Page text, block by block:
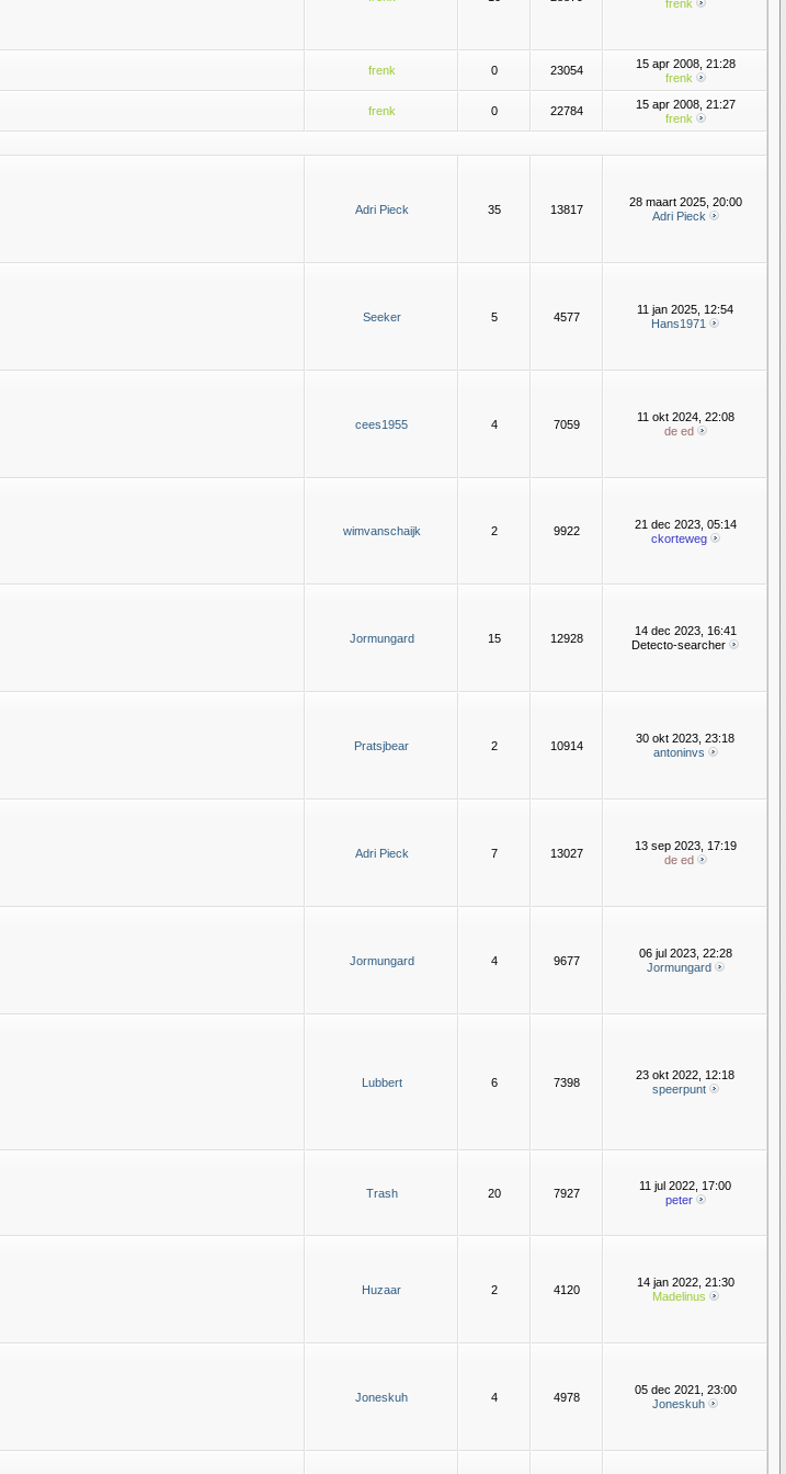
frenk
frenk 0 23054
15 apr 2008, 21:28
frenk
frenk 0 22784
15 apr 2008, 21:27
frenk
Adri Pieck 35 13817
28 maart 2025, 20:00
Adri Pieck
Seeker 5 4577
11 jan 2025, 12:54
Hans1971
cees1955 4 7059
11 okt 2024, 22:08
de ed
wimvanschaijk 2 9922
21 dec 2023, 05:14
ckorteweg
Jormungard 15 12928
14 dec 2023, 16:41
Detecto-searcher
Pratsjbear 2 10914
30 okt 2023, 23:18
antoninvs
Adri Pieck 7 13027
13 sep 2023, 17:19
de ed
Jormungard 4 9677
06 jul 2023, 22:28
Jormungard
Lubbert 6 7398
23 okt 2022, 12:18
speerpunt
Trash 20 7927
11 jul 2022, 17:00
peter
Huzaar 2 4120
14 jan 2022, 21:30
Madelinus
Joneskuh 4 4978
05 dec 2021, 23:00
Joneskuh